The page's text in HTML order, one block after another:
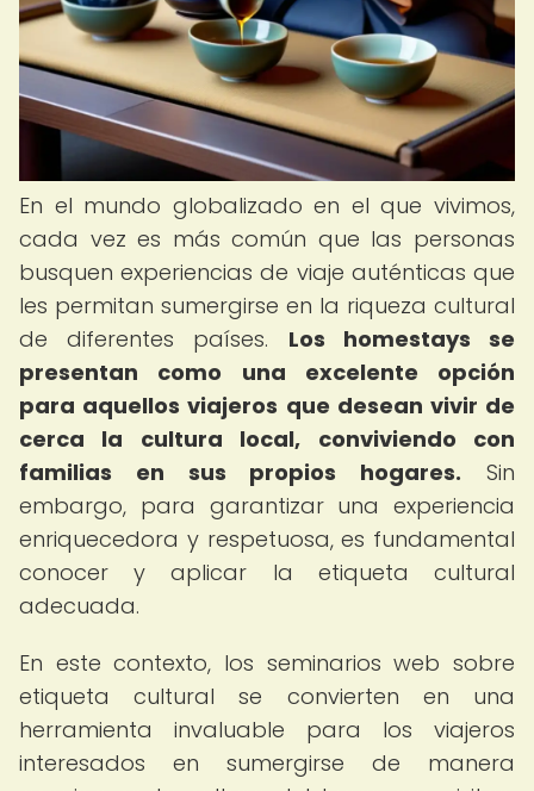
En el mundo globalizado en el que vivimos,
cada vez es más común que las personas
busquen experiencias de viaje auténticas que
les permitan sumergirse en la riqueza cultural
de diferentes países. Los homestays se
presentan como una excelente opción
para aquellos viajeros que desean vivir de
cerca la cultura local, conviviendo con
familias en sus propios hogares. Sin
embargo, para garantizar una experiencia
enriquecedora y respetuosa, es fundamental
conocer y aplicar la etiqueta cultural
adecuada.
En este contexto, los seminarios web sobre
etiqueta cultural se convierten en una
herramienta invaluable para los viajeros
interesados en sumergirse de manera